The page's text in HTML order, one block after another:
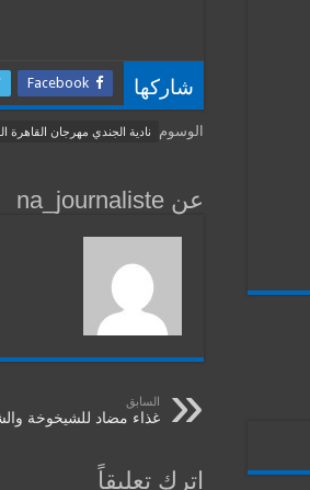
شاركها Facebook
الوسوم نادية الجندي مهرجان
عن na_journaliste
السابق
غذاء مضاد للشيخوخة
اترك تعليقاً